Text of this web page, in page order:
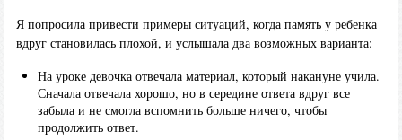
Я попросила привести примеры ситуаций, когда память у ребенка
вдруг становилась плохой, и услышала два возможных варианта:
На уроке девочка отвечала материал, который накануне учила.
Сначала отвечала хорошо, но в середине ответа вдруг все
забыла и не смогла вспомнить больше ничего, чтобы
продолжить ответ.